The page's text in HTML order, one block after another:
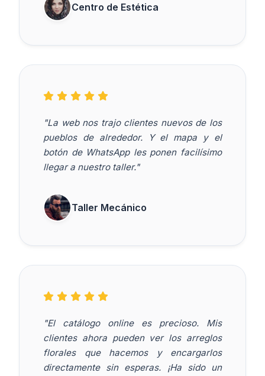
Centro de Estética
"La web nos trajo clientes nuevos de los
pueblos de alrededor. Y el mapa y el
botón de WhatsApp les ponen facilísimo
llegar a nuestro taller."
Taller Mecánico
"El catálogo online es precioso. Mis
clientes ahora pueden ver los arreglos
florales que hacemos y encargarlos
directamente sin esperas. ¡Ha sido un